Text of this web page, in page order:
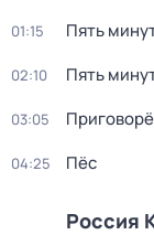
01:15 Пять
02:10 Пять
03:05
04:25 Пёс
Россия